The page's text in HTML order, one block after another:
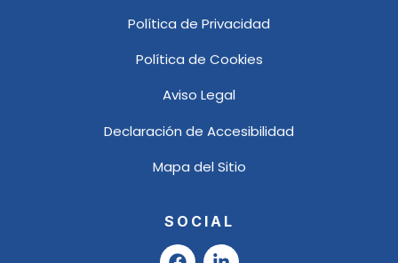
Política de Privacidad
Política de Cookies
Aviso Legal
Declaración de Accesibilidad
Mapa del Sitio
SOCIAL
F
L